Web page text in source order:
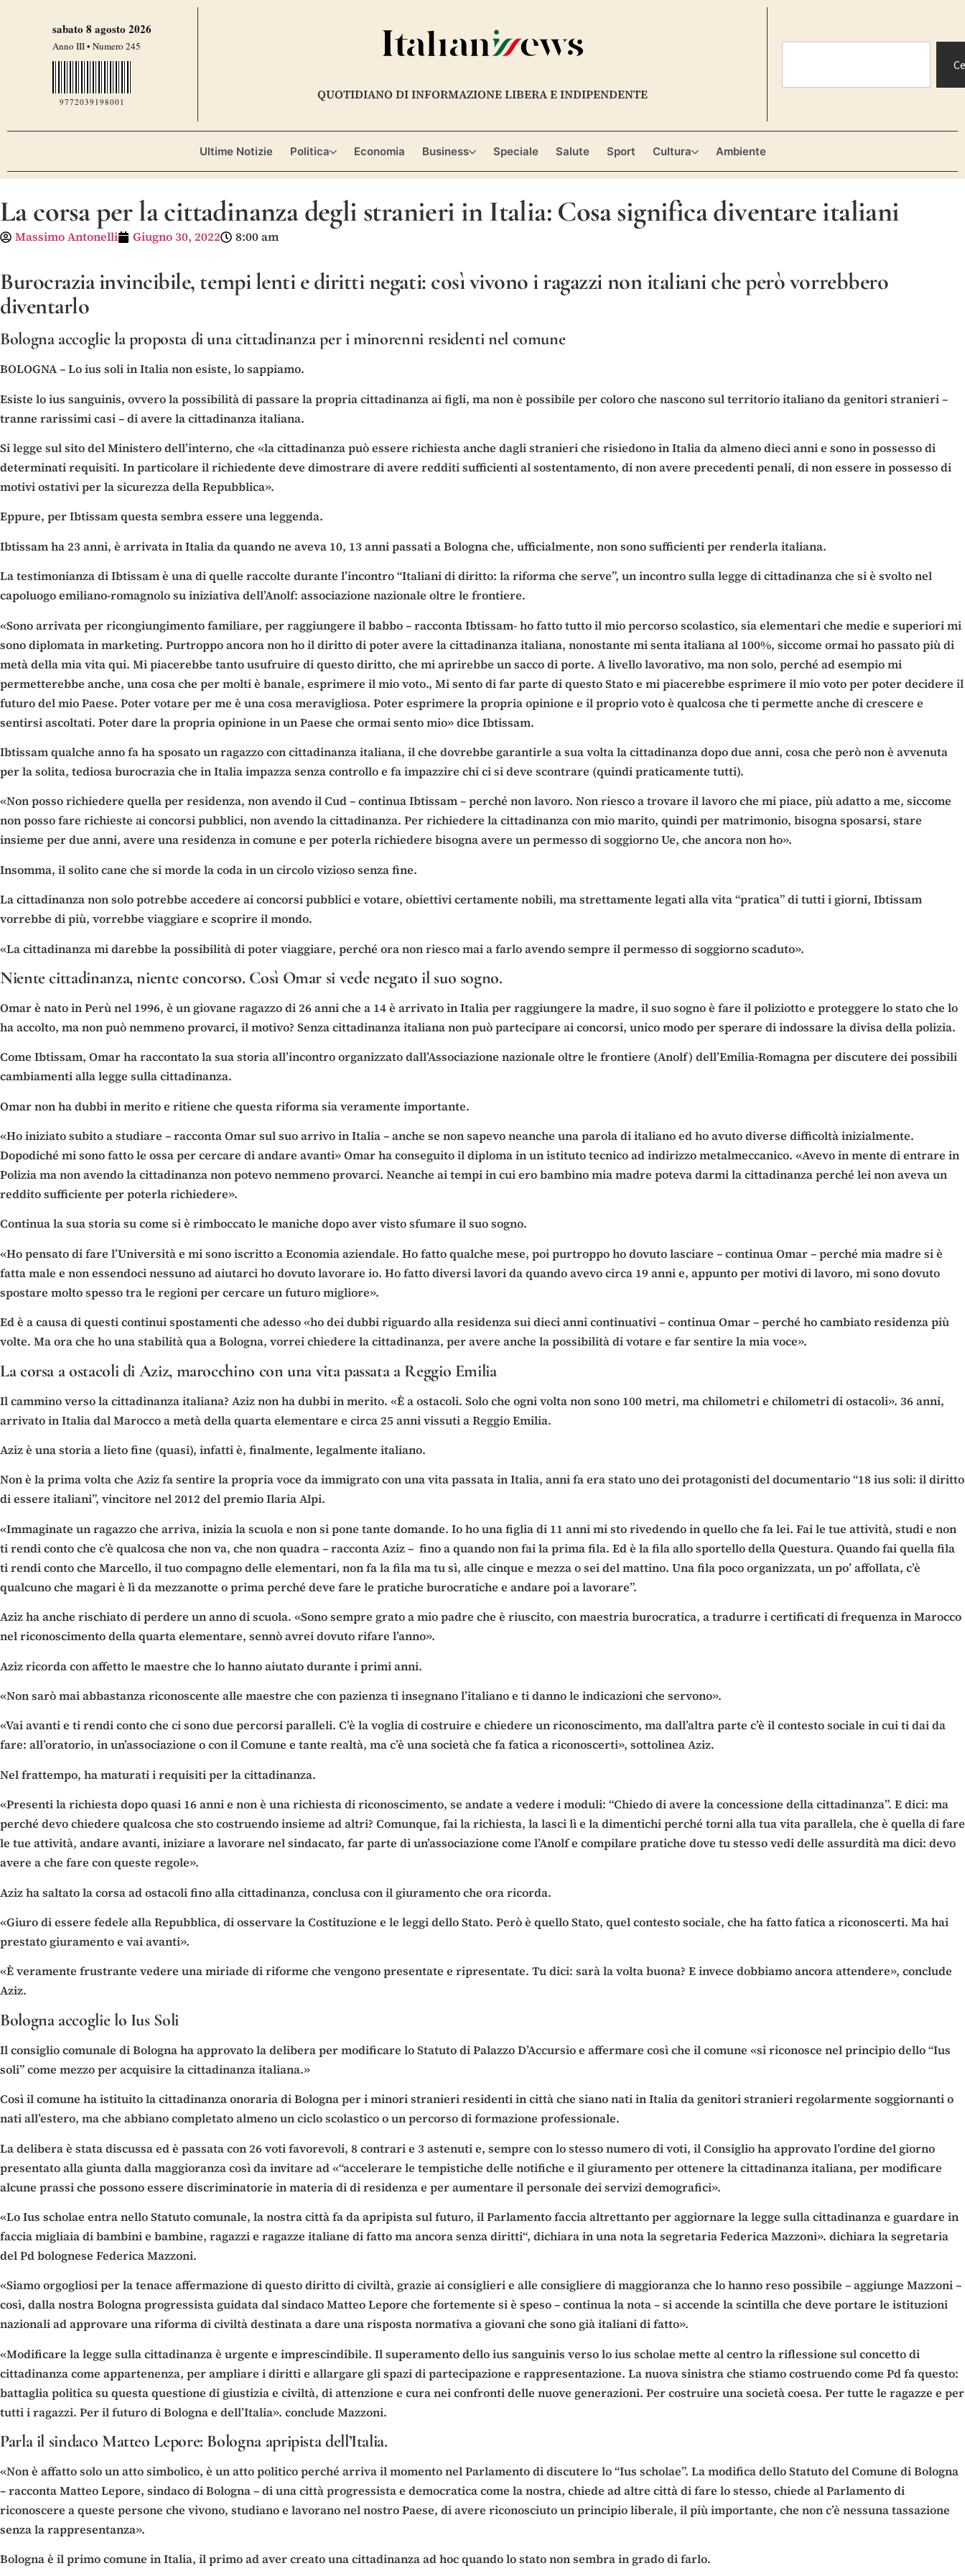
sabato 8 agosto 2026
Anno III • Numero 245
9772039198001 QUOTIDIANO DI INFORMAZIONE LIBERA E INDIPENDENTE
Ultime Notizie Politica Economia Business Speciale Salute Sport Cultura Ambiente
La corsa per la cittadinanza degli stranieri in Italia: Cosa significa diventare italiani
Massimo Antonelli Giugno 30, 2022 8:00 am
Burocrazia invincibile, tempi lenti e diritti negati: così vivono i ragazzi non italiani che però vorrebbero
diventarlo
Bologna accoglie la proposta di una cittadinanza per i minorenni residenti nel comune
BOLOGNA – Lo ius soli in Italia non esiste, lo sappiamo.
Esiste lo ius sanguinis, ovvero la possibilità di passare la propria cittadinanza ai figli, ma non è possibile per coloro che nascono sul territorio italiano da genitori stranieri –
tranne rarissimi casi – di avere la cittadinanza italiana.
Si legge sul sito del Ministero dell’interno, che «la cittadinanza può essere richiesta anche dagli stranieri che risiedono in Italia da almeno dieci anni e sono in possesso di
determinati requisiti. In particolare il richiedente deve dimostrare di avere redditi sufficienti al sostentamento, di non avere precedenti penali, di non essere in possesso di
motivi ostativi per la sicurezza della Repubblica».
Eppure, per Ibtissam questa sembra essere una leggenda.
Ibtissam ha 23 anni, è arrivata in Italia da quando ne aveva 10, 13 anni passati a Bologna che, ufficialmente, non sono sufficienti per renderla italiana.
La testimonianza di Ibtissam è una di quelle raccolte durante l’incontro “Italiani di diritto: la riforma che serve”, un incontro sulla legge di cittadinanza che si è svolto nel
capoluogo emiliano-romagnolo su iniziativa dell’Anolf: associazione nazionale oltre le frontiere.
«Sono arrivata per ricongiungimento familiare, per raggiungere il babbo – racconta Ibtissam- ho fatto tutto il mio percorso scolastico, sia elementari che medie e superiori mi
sono diplomata in marketing. Purtroppo ancora non ho il diritto di poter avere la cittadinanza italiana, nonostante mi senta italiana al 100%, siccome ormai ho passato più di
metà della mia vita qui. Mi piacerebbe tanto usufruire di questo diritto, che mi aprirebbe un sacco di porte. A livello lavorativo, ma non solo, perché ad esempio mi
permetterebbe anche, una cosa che per molti è banale, esprimere il mio voto., Mi sento di far parte di questo Stato e mi piacerebbe esprimere il mio voto per poter decidere il
futuro del mio Paese. Poter votare per me è una cosa meravigliosa. Poter esprimere la propria opinione e il proprio voto è qualcosa che ti permette anche di crescere e
sentirsi ascoltati. Poter dare la propria opinione in un Paese che ormai sento mio» dice Ibtissam.
Ibtissam qualche anno fa ha sposato un ragazzo con cittadinanza italiana, il che dovrebbe garantirle a sua volta la cittadinanza dopo due anni, cosa che però non è avvenuta
per la solita, tediosa burocrazia che in Italia impazza senza controllo e fa impazzire chi ci si deve scontrare (quindi praticamente tutti).
«Non posso richiedere quella per residenza, non avendo il Cud – continua Ibtissam – perché non lavoro. Non riesco a trovare il lavoro che mi piace, più adatto a me, siccome
non posso fare richieste ai concorsi pubblici, non avendo la cittadinanza. Per richiedere la cittadinanza con mio marito, quindi per matrimonio, bisogna sposarsi, stare
insieme per due anni, avere una residenza in comune e per poterla richiedere bisogna avere un permesso di soggiorno Ue, che ancora non ho».
Insomma, il solito cane che si morde la coda in un circolo vizioso senza fine.
La cittadinanza non solo potrebbe accedere ai concorsi pubblici e votare, obiettivi certamente nobili, ma strettamente legati alla vita “pratica” di tutti i giorni, Ibtissam
vorrebbe di più, vorrebbe viaggiare e scoprire il mondo.
«La cittadinanza mi darebbe la possibilità di poter viaggiare, perché ora non riesco mai a farlo avendo sempre il permesso di soggiorno scaduto».
Niente cittadinanza, niente concorso. Così Omar si vede negato il suo sogno.
Omar è nato in Perù nel 1996, è un giovane ragazzo di 26 anni che a 14 è arrivato in Italia per raggiungere la madre, il suo sogno è fare il poliziotto e proteggere lo stato che lo
ha accolto, ma non può nemmeno provarci, il motivo? Senza cittadinanza italiana non può partecipare ai concorsi, unico modo per sperare di indossare la divisa della polizia.
Come Ibtissam, Omar ha raccontato la sua storia all’incontro organizzato dall’Associazione nazionale oltre le frontiere (Anolf) dell’Emilia-Romagna per discutere dei possibili
cambiamenti alla legge sulla cittadinanza.
Omar non ha dubbi in merito e ritiene che questa riforma sia veramente importante.
«Ho iniziato subito a studiare – racconta Omar sul suo arrivo in Italia – anche se non sapevo neanche una parola di italiano ed ho avuto diverse difficoltà inizialmente.
Dopodiché mi sono fatto le ossa per cercare di andare avanti» Omar ha conseguito il diploma in un istituto tecnico ad indirizzo metalmeccanico. «Avevo in mente di entrare in
Polizia ma non avendo la cittadinanza non potevo nemmeno provarci. Neanche ai tempi in cui ero bambino mia madre poteva darmi la cittadinanza perché lei non aveva un
reddito sufficiente per poterla richiedere».
Continua la sua storia su come si è rimboccato le maniche dopo aver visto sfumare il suo sogno.
«Ho pensato di fare l’Università e mi sono iscritto a Economia aziendale. Ho fatto qualche mese, poi purtroppo ho dovuto lasciare – continua Omar – perché mia madre si è
fatta male e non essendoci nessuno ad aiutarci ho dovuto lavorare io. Ho fatto diversi lavori da quando avevo circa 19 anni e, appunto per motivi di lavoro, mi sono dovuto
spostare molto spesso tra le regioni per cercare un futuro migliore».
Ed è a causa di questi continui spostamenti che adesso «ho dei dubbi riguardo alla residenza sui dieci anni continuativi – continua Omar – perché ho cambiato residenza più
volte. Ma ora che ho una stabilità qua a Bologna, vorrei chiedere la cittadinanza, per avere anche la possibilità di votare e far sentire la mia voce».
La corsa a ostacoli di Aziz, marocchino con una vita passata a Reggio Emilia
Il cammino verso la cittadinanza italiana? Aziz non ha dubbi in merito. «È a ostacoli. Solo che ogni volta non sono 100 metri, ma chilometri e chilometri di ostacoli». 36 anni,
arrivato in Italia dal Marocco a metà della quarta elementare e circa 25 anni vissuti a Reggio Emilia.
Aziz è una storia a lieto fine (quasi), infatti è, finalmente, legalmente italiano.
Non è la prima volta che Aziz fa sentire la propria voce da immigrato con una vita passata in Italia, anni fa era stato uno dei protagonisti del documentario “18 ius soli: il diritto
di essere italiani”, vincitore nel 2012 del premio Ilaria Alpi.
«Immaginate un ragazzo che arriva, inizia la scuola e non si pone tante domande. Io ho una figlia di 11 anni mi sto rivedendo in quello che fa lei. Fai le tue attività, studi e non
ti rendi conto che c’è qualcosa che non va, che non quadra – racconta Aziz – fino a quando non fai la prima fila. Ed è la fila allo sportello della Questura. Quando fai quella fila
ti rendi conto che Marcello, il tuo compagno delle elementari, non fa la fila ma tu sì, alle cinque e mezza o sei del mattino. Una fila poco organizzata, un po’ affollata, c’è
qualcuno che magari è lì da mezzanotte o prima perché deve fare le pratiche burocratiche e andare poi a lavorare”.
Aziz ha anche rischiato di perdere un anno di scuola. «Sono sempre grato a mio padre che è riuscito, con maestria burocratica, a tradurre i certificati di frequenza in Marocco
nel riconoscimento della quarta elementare, sennò avrei dovuto rifare l’anno».
Aziz ricorda con affetto le maestre che lo hanno aiutato durante i primi anni.
«Non sarò mai abbastanza riconoscente alle maestre che con pazienza ti insegnano l’italiano e ti danno le indicazioni che servono».
«Vai avanti e ti rendi conto che ci sono due percorsi paralleli. C’è la voglia di costruire e chiedere un riconoscimento, ma dall’altra parte c’è il contesto sociale in cui ti dai da
fare: all’oratorio, in un’associazione o con il Comune e tante realtà, ma c’è una società che fa fatica a riconoscerti», sottolinea Aziz.
Nel frattempo, ha maturati i requisiti per la cittadinanza.
«Presenti la richiesta dopo quasi 16 anni e non è una richiesta di riconoscimento, se andate a vedere i moduli: “Chiedo di avere la concessione della cittadinanza”. E dici: ma
perché devo chiedere qualcosa che sto costruendo insieme ad altri? Comunque, fai la richiesta, la lasci lì e la dimentichi perché torni alla tua vita parallela, che è quella di fare
le tue attività, andare avanti, iniziare a lavorare nel sindacato, far parte di un’associazione come l’Anolf e compilare pratiche dove tu stesso vedi delle assurdità ma dici: devo
avere a che fare con queste regole».
Aziz ha saltato la corsa ad ostacoli fino alla cittadinanza, conclusa con il giuramento che ora ricorda.
«Giuro di essere fedele alla Repubblica, di osservare la Costituzione e le leggi dello Stato. Però è quello Stato, quel contesto sociale, che ha fatto fatica a riconoscerti. Ma hai
prestato giuramento e vai avanti».
«È veramente frustrante vedere una miriade di riforme che vengono presentate e ripresentate. Tu dici: sarà la volta buona? E invece dobbiamo ancora attendere», conclude
Aziz.
Bologna accoglie lo Ius Soli
Il consiglio comunale di Bologna ha approvato la delibera per modificare lo Statuto di Palazzo D’Accursio e affermare così che il comune «si riconosce nel principio dello “Ius
soli” come mezzo per acquisire la cittadinanza italiana.»
Così il comune ha istituito la cittadinanza onoraria di Bologna per i minori stranieri residenti in città che siano nati in Italia da genitori stranieri regolarmente soggiornanti o
nati all’estero, ma che abbiano completato almeno un ciclo scolastico o un percorso di formazione professionale.
La delibera è stata discussa ed è passata con 26 voti favorevoli, 8 contrari e 3 astenuti e, sempre con lo stesso numero di voti, il Consiglio ha approvato l’ordine del giorno
presentato alla giunta dalla maggioranza così da invitare ad «“accelerare le tempistiche delle notifiche e il giuramento per ottenere la cittadinanza italiana, per modificare
alcune prassi che possono essere discriminatorie in materia di di residenza e per aumentare il personale dei servizi demografici».
«Lo Ius scholae entra nello Statuto comunale, la nostra città fa da apripista sul futuro, il Parlamento faccia altrettanto per aggiornare la legge sulla cittadinanza e guardare in
faccia migliaia di bambini e bambine, ragazzi e ragazze italiane di fatto ma ancora senza diritti“, dichiara in una nota la segretaria Federica Mazzoni». dichiara la segretaria
del Pd bolognese Federica Mazzoni.
«Siamo orgogliosi per la tenace affermazione di questo diritto di civiltà, grazie ai consiglieri e alle consigliere di maggioranza che lo hanno reso possibile – aggiunge Mazzoni –
così, dalla nostra Bologna progressista guidata dal sindaco Matteo Lepore che fortemente si è speso – continua la nota – si accende la scintilla che deve portare le istituzioni
nazionali ad approvare una riforma di civiltà destinata a dare una risposta normativa a giovani che sono già italiani di fatto».
«Modificare la legge sulla cittadinanza è urgente e imprescindibile. Il superamento dello ius sanguinis verso lo ius scholae mette al centro la riflessione sul concetto di
cittadinanza come appartenenza, per ampliare i diritti e allargare gli spazi di partecipazione e rappresentazione. La nuova sinistra che stiamo costruendo come Pd fa questo:
battaglia politica su questa questione di giustizia e civiltà, di attenzione e cura nei confronti delle nuove generazioni. Per costruire una società coesa. Per tutte le ragazze e per
tutti i ragazzi. Per il futuro di Bologna e dell’Italia». conclude Mazzoni.
Parla il sindaco Matteo Lepore: Bologna apripista dell’Italia.
«Non è affatto solo un atto simbolico, è un atto politico perché arriva il momento nel Parlamento di discutere lo “Ius scholae”. La modifica dello Statuto del Comune di Bologna
– racconta Matteo Lepore, sindaco di Bologna – di una città progressista e democratica come la nostra, chiede ad altre città di fare lo stesso, chiede al Parlamento di
riconoscere a queste persone che vivono, studiano e lavorano nel nostro Paese, di avere riconosciuto un principio liberale, il più importante, che non c’è nessuna tassazione
senza la rappresentanza».
Bologna è il primo comune in Italia, il primo ad aver creato una cittadinanza ad hoc quando lo stato non sembra in grado di farlo.